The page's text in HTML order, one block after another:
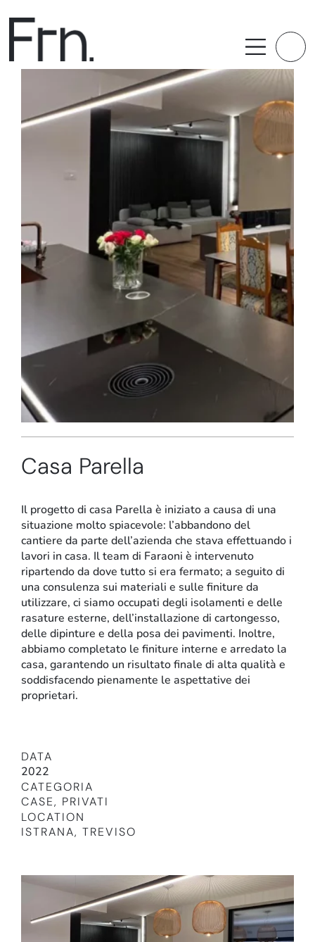
Stand e showroom
Retail
DATA
2022
CATEGORIA
CASE, PRIVATI
LOCATION
ISTRANA, TREVISO
Casa Parella
Il progetto di casa Parella è iniziato a causa di una
situazione molto spiacevole: l’abbandono del
cantiere da parte dell’azienda che stava effettuando i
lavori in casa. Il team di Faraoni è intervenuto
ripartendo da dove tutto si era fermato; a seguito di
una consulenza sui materiali e sulle finiture da
utilizzare, ci siamo occupati degli isolamenti e delle
rasature esterne, dell’installazione di cartongesso,
delle dipinture e della posa dei pavimenti. Inoltre,
abbiamo completato le finiture interne e arredato la
casa, garantendo un risultato finale di alta qualità e
soddisfacendo pienamente le aspettative dei
proprietari.